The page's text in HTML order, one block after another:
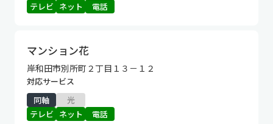
テレビ ネット 電話
マンション花
岸和田市別所町２丁目１３－１２
対応サービス
同軸
光
テレビ ネット 電話